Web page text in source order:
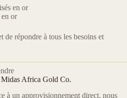
en or
en or
de répondre à tous les besoins et
Midas Africa Gold Co.
à un approvisionnement direct, nous